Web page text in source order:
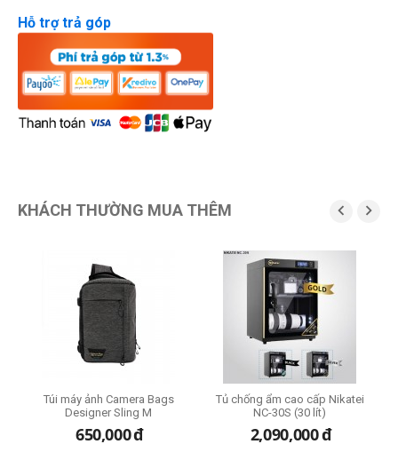
Hỗ trợ trả góp
KHÁCH THƯỜNG MUA THÊM  
Túi máy ảnh Camera Bags
Designer Sling M
650,000đ
Tủ chống ẩm cao cấp Nikatei
NC-30S (30 lít)
2,090,000đ